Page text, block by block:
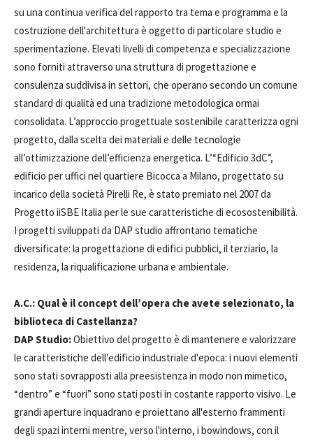
su una continua verifica del rapporto tra tema e programma e la
costruzione dell'architettura è oggetto di particolare studio e
sperimentazione. Elevati livelli di competenza e specializzazione
sono forniti attraverso una struttura di progettazione e
consulenza suddivisa in settori, che operano secondo un comune
standard di qualità ed una tradizione metodologica ormai
consolidata. L’approccio progettuale sostenibile caratterizza ogni
progetto, dalla scelta dei materiali e delle tecnologie
all’ottimizzazione dell’efficienza energetica. L’“Edificio 3dC”,
edificio per uffici nel quartiere Bicocca a Milano, progettato su
incarico della società Pirelli Re, è stato premiato nel 2007 da
Progetto iiSBE Italia per le sue caratteristiche di ecosostenibilità.
I progetti sviluppati da DAP studio affrontano tematiche
diversificate: la progettazione di edifici pubblici, il terziario, la
residenza, la riqualificazione urbana e ambientale.
A.C.: Qual è il concept dell’opera che avete selezionato, la
biblioteca di Castellanza?
DAP Studio:Obiettivo del progetto è di mantenere e valorizzare
le caratteristiche dell'edificio industriale d'epoca: i nuovi elementi
sono stati sovrapposti alla preesistenza in modo non mimetico,
“dentro” e “fuori” sono stati posti in costante rapporto visivo. Le
grandi aperture inquadrano e proiettano all'esterno frammenti
degli spazi interni mentre, verso l'interno, i bowindows, con il